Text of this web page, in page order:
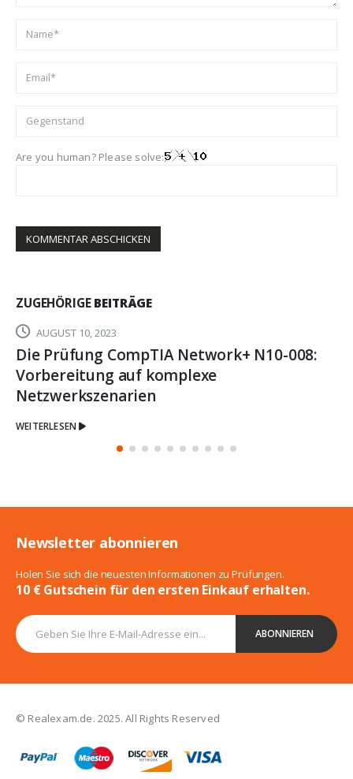
Are you human? Please solve:
ZUGEHÖRIGEBEITRÄGE
AUGUST 10, 2023
Die Prüfung CompTIA Network+ N10-008:
Vorbereitung auf komplexe
Netzwerkszenarien
WEITERLESEN
Newsletter abonnieren
Holen Sie sich die neuesten Informationen zu Prüfungen.
10 € Gutschein für den ersten Einkauf erhalten.
© Realexam.de. 2025. All Rights Reserved